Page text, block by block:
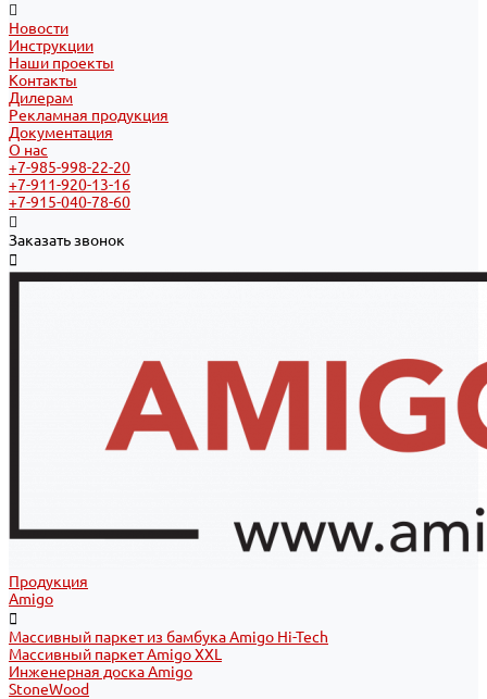
Новости
Инструкции
Наши проекты
Контакты
Дилерам
Рекламная продукция
Документация
О нас
+7-985-998-22-20
+7-911-920-13-16
+7-915-040-78-60
Заказать звонок
Продукция
Amigo
Массивный паркет из бамбука Amigo Hi-Tech
Массивный паркет Amigo XXL
Инженерная доска Amigo
StoneWood